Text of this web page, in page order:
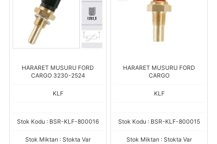
HARARET MUSURU FORD
CARGO 3230-2524
KLF
Stok Kodu : BSR-KLF-800016
Stok Miktarı : Stokta Var
HARARET MUSURU FORD
CARGO
KLF
Stok Kodu : BSR-KLF-800015
Stok Miktarı : Stokta Var